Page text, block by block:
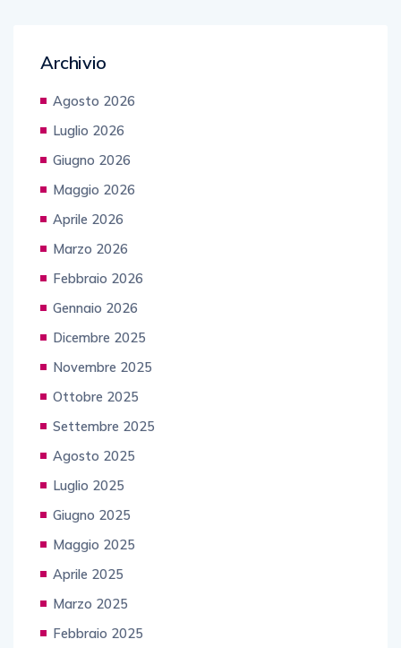
Archivio
Agosto 2026
Luglio 2026
Giugno 2026
Maggio 2026
Aprile 2026
Marzo 2026
Febbraio 2026
Gennaio 2026
Dicembre 2025
Novembre 2025
Ottobre 2025
Settembre 2025
Agosto 2025
Luglio 2025
Giugno 2025
Maggio 2025
Aprile 2025
Marzo 2025
Febbraio 2025